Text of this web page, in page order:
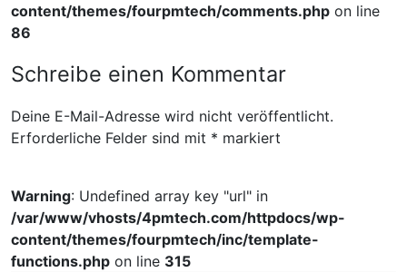
content/themes/fourpmtech/comments.php on line
86
Schreibe einen Kommentar
Deine E-Mail-Adresse wird nicht veröffentlicht.
Erforderliche Felder sind mit * markiert
Warning: Undefined array key "url" in
/var/www/vhosts/4pmtech.com/httpdocs/wp-
content/themes/fourpmtech/inc/template-
functions.php on line 315